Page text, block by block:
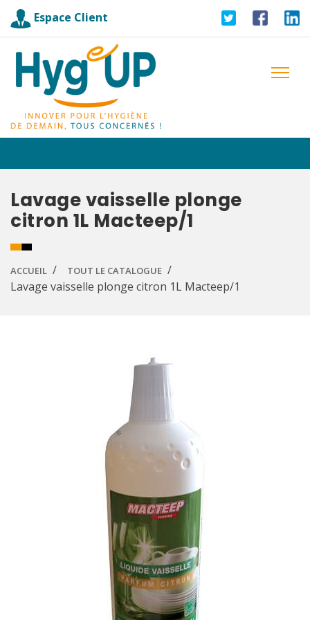
Espace Client
Lavage vaisselle plonge
citron 1L Macteep/1
ACCUEIL TOUT LE CATALOGUE
Lavage vaisselle plonge citron 1L Macteep/1